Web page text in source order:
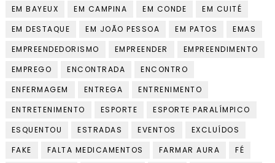
EM BAYEUX
EM CAMPINA EM CONDE
EM CUITÉ
EM DESTAQUE
EM JOÃO PESSOA EM PATOS
EMAS
EMPREENDEDORISMO
EMPREENDER
EMPREENDIMENTO
EMPREGO
ENCONTRADA
ENCONTRO
ENFERMAGEM
ENTREGA
ENTRENIMENTO
ENTRETENIMENTO
ESPORTE
ESPORTE PARALÍMPICO
ESQUENTOU
ESTRADAS EVENTOS
EXCLUÍDOS
FAKE
FALTA MEDICAMENTOS FARMAR AURA
FÉ